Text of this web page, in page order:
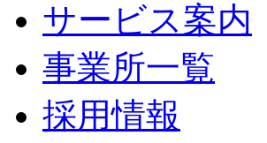
サービス案内
事業所一覧
採用情報